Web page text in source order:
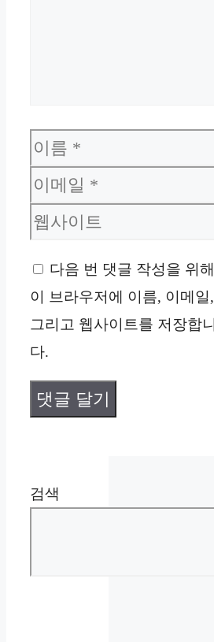
이
름
이
메
일
웹
사
이
트
다음 번 댓글 작성을 위해
이 브라우저에 이름, 이메일,
그리고 웹사이트를 저장합니
다.
검색